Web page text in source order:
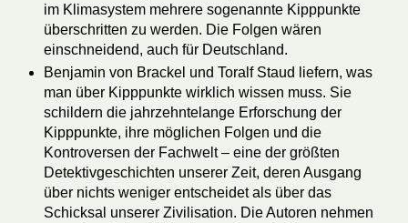
im Klimasystem mehrere sogenannte Kipppunkte
überschritten zu werden. Die Folgen wären
einschneidend, auch für Deutschland.
Benjamin von Brackel und Toralf Staud liefern, was
man über Kipppunkte wirklich wissen muss. Sie
schildern die jahrzehntelange Erforschung der
Kipppunkte, ihre möglichen Folgen und die
Kontroversen der Fachwelt – eine der größten
Detektivgeschichten unserer Zeit, deren Ausgang
über nichts weniger entscheidet als über das
Schicksal unserer Zivilisation. Die Autoren nehmen